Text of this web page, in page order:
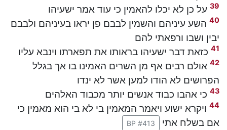
39 על כן לא יכלו להאמין כי עוד אמר ישעיהו
40 השע עיניהם והשמין לבבם פן יראו בעיניהם ולבבם
יבין ושבו ורפאתי להם
41 כזאת דבר ישעיהו בראותו את תפארתו וינבא עליו
42 אולם רבים אף מן השרים האמינו בו אך בגלל
הפרושים לא הודו למען אשר לא ינדו
43 כי אהבו כבוד אנשים יותר מכבוד האלהים
44 ויקרא ישוע ויאמר המאמין בי לא בי הוא מאמין כי
אם בשלח אתי
BP #413